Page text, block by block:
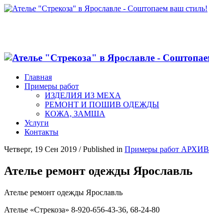
Главная
Примеры работ
ИЗДЕЛИЯ ИЗ МЕХА
РЕМОНТ И ПОШИВ ОДЕЖДЫ
КОЖА, ЗАМША
Услуги
Контакты
Четверг, 19 Сен 2019 /Published in Примеры работ АРХИВ
Ателье ремонт одежды Ярославль
Ателье ремонт одежды Ярославль
Ателье «Стрекоза» 8-920-656-43-36, 68-24-80